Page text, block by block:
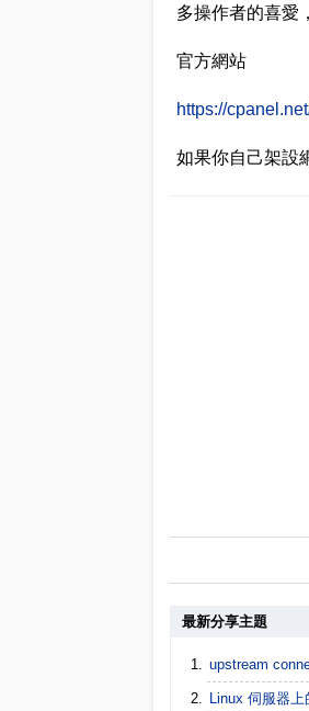
多操作者的喜愛
官方網站
https://
如果你自己架設
最新分享主題
upstream
Linux 伺服器